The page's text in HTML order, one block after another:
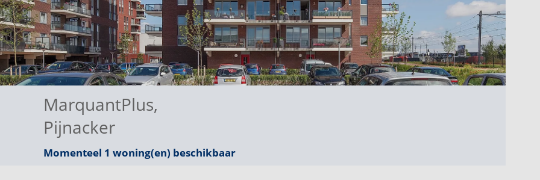
MarquantPlus,
Pijnacker
Momenteel 1 woning(en) beschikbaar